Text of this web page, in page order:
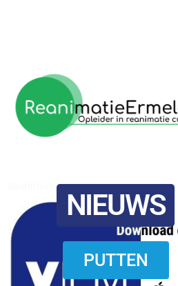
reanimatie ermelo
NIEUWS
PUTTEN